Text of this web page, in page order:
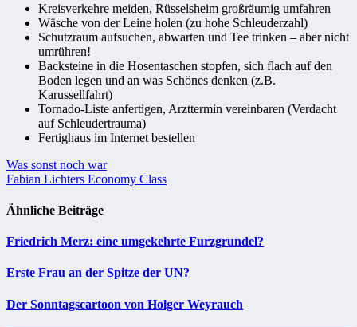
Kreisverkehre meiden, Rüsselsheim großräumig umfahren
Wäsche von der Leine holen (zu hohe Schleuderzahl)
Schutzraum aufsuchen, abwarten und Tee trinken – aber nicht
umrühren!
Backsteine in die Hosentaschen stopfen, sich flach auf den
Boden legen und an was Schönes denken (z.B.
Karussellfahrt)
Tornado-Liste anfertigen, Arzttermin vereinbaren (Verdacht
auf Schleudertrauma)
Fertighaus im Internet bestellen
Beitragsnavigation
Was sonst noch war
Fabian Lichters Economy Class
Ähnliche Beiträge
Friedrich Merz: eine umgekehrte Furzgrundel?
Erste Frau an der Spitze der UN?
Der Sonntagscartoon von Holger Weyrauch